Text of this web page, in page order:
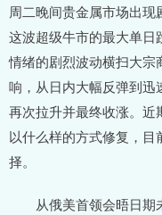
周二晚间贵金属市场出
这波超级牛市的最大单日
情绪的剧烈波动横扫大
响，从日内大幅反弹到迅
再次拉升并最终收涨。近
以什么样的方式修复，
择。
从俄美首领会晤日期